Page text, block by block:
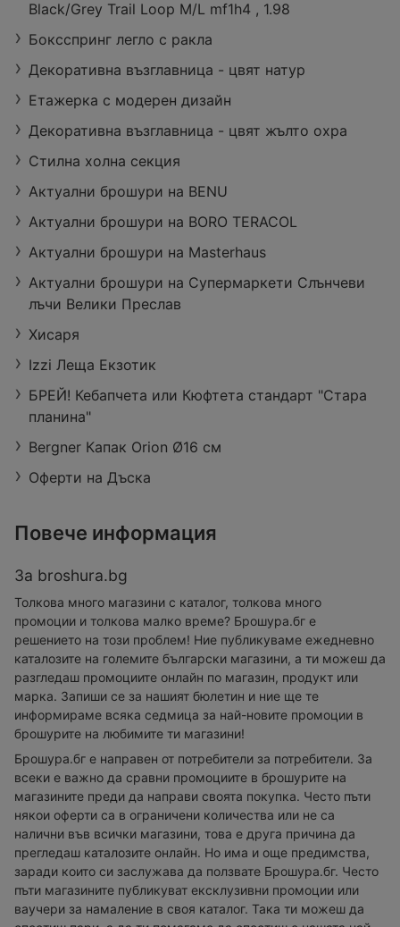
Black/Grey Trail Loop M/L mf1h4 , 1.98
Боксспринг легло с ракла
Декоративна възглавница - цвят натур
Етажерка с модерен дизайн
Декоративна възглавница - цвят жълто охра
Стилна холна секция
Актуални брошури на BENU
Актуални брошури на BORO TERACOL
Актуални брошури на Masterhaus
Актуални брошури на Супермаркети Слънчеви
лъчи Велики Преслав
Хисаря
Izzi Леща Екзотик
БРЕЙ! Кебапчета или Кюфтета стандарт "Стара
планина"
Bergner Капак Orion Ø16 см
Оферти на Дъска
Повече информация
За broshura.bg
Толкова много магазини с каталог, толкова много
промоции и толкова малко време? Брошура.бг е
решението на този проблем! Ние публикуваме ежедневно
каталозите на големите български магазини, а ти можеш да
разгледаш промоциите онлайн по магазин, продукт или
марка. Запиши се за нашият бюлетин и ние ще те
информираме всяка седмица за най-новите промоции в
брошурите на любимите ти магазини!
Брошура.бг е направен от потребители за потребители. За
всеки е важно да сравни промоциите в брошурите на
магазините преди да направи своята покупка. Често пъти
някои оферти са в ограничени количества или не са
налични във всички магазини, това е друга причина да
прегледаш каталозите онлайн. Но има и още предимства,
заради които си заслужава да ползвате Брошура.бг. Често
пъти магазините публикуват ексклузивни промоции или
ваучери за намаление в своя каталог. Така ти можеш да